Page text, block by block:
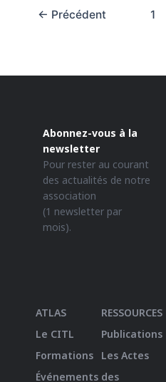
← Précédent 1
Abonnez-vous à la
newsletter
Pour rester au courant
des actualités de notre
association
(1 newsletter par
mois).
ATLAS
Le CITL
Formations
Événements
RESSOURCES
Publications
Les Actes
des